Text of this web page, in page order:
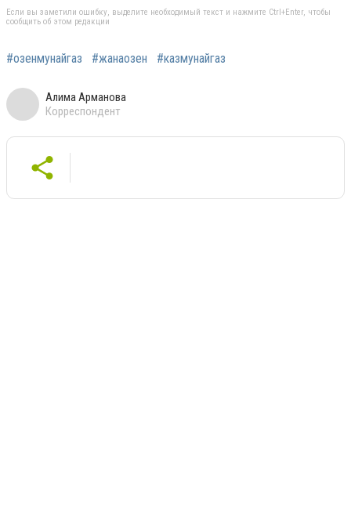
Если вы заметили ошибку, выделите необходимый текст и нажмите Ctrl+Enter, чтобы
сообщить об этом редакции
#озенмунайгаз #жанаозен #казмунайгаз
Алима Арманова
Корреспондент